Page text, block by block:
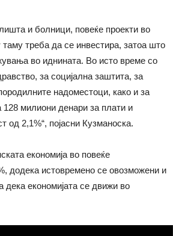
и болници, повеќе проекти во
треба да се инвестира, затоа што
во иднината. Во исто време со
за социјална заштита, за
надоместоци, како и за
милиони денари за плати и
од 2,1%“, појасни Кузманоска.
економија во повеќе
додека истовремено се овозможени и
дека економијата се движи во